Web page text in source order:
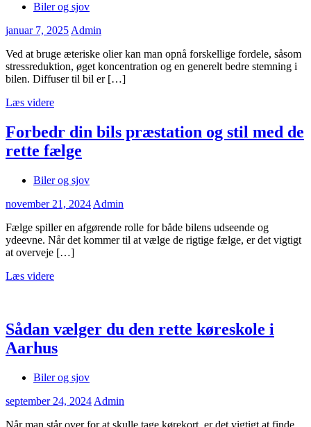
Biler og sjov
januar 7, 2025 Admin
Ved at bruge æteriske olier kan man opnå forskellige fordele, såsom
stressreduktion, øget koncentration og en generelt bedre stemning i
bilen. Diffuser til bil er […]
Læs videre
Forbedr din bils præstation og stil med de
rette fælge
Biler og sjov
november 21, 2024 Admin
Fælge spiller en afgørende rolle for både bilens udseende og
ydeevne. Når det kommer til at vælge de rigtige fælge, er det vigtigt
at overveje […]
Læs videre
Sådan vælger du den rette køreskole i
Aarhus
Biler og sjov
september 24, 2024 Admin
Når man står over for at skulle tage kørekort, er det vigtigt at finde